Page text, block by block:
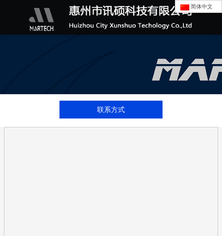
简体中文
联系方式